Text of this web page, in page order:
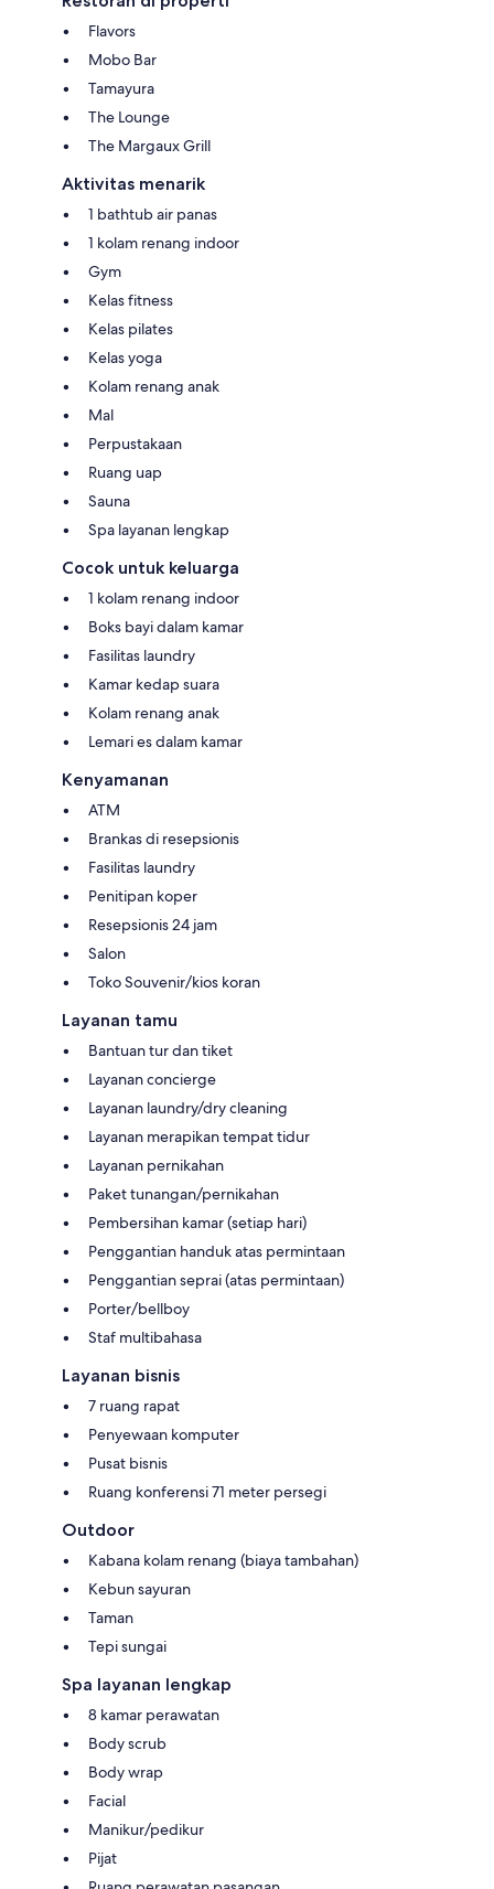
Flavors
Mobo Bar
Tamayura
The Lounge
The Margaux Grill
Aktivitas menarik
1 bathtub air panas
1 kolam renang indoor
Gym
Kelas fitness
Kelas pilates
Kelas yoga
Kolam renang anak
Mal
Perpustakaan
Ruang uap
Sauna
Spa layanan lengkap
Cocok untuk keluarga
1 kolam renang indoor
Boks bayi dalam kamar
Fasilitas laundry
Kamar kedap suara
Kolam renang anak
Lemari es dalam kamar
Kenyamanan
ATM
Brankas di resepsionis
Fasilitas laundry
Penitipan koper
Resepsionis 24 jam
Salon
Toko Souvenir/kios koran
Layanan tamu
Bantuan tur dan tiket
Layanan concierge
Layanan laundry/dry cleaning
Layanan merapikan tempat tidur
Layanan pernikahan
Paket tunangan/pernikahan
Pembersihan kamar (setiap hari)
Penggantian handuk atas permintaan
Penggantian seprai (atas permintaan)
Porter/bellboy
Staf multibahasa
Layanan bisnis
7 ruang rapat
Penyewaan komputer
Pusat bisnis
Ruang konferensi 71 meter persegi
Outdoor
Kabana kolam renang (biaya tambahan)
Kebun sayuran
Taman
Tepi sungai
Spa layanan lengkap
8 kamar perawatan
Body scrub
Body wrap
Facial
Manikur/pedikur
Pijat